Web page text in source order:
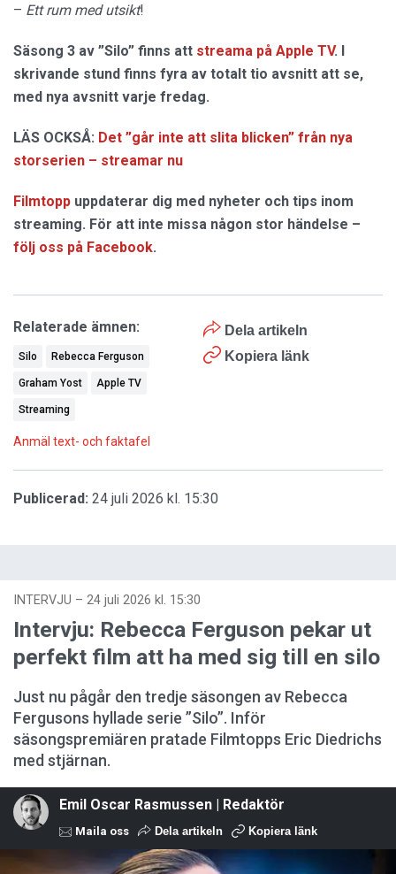
– Ett rum med utsikt!
Säsong 3 av ”Silo” finns att streama på Apple TV. I
skrivande stund finns fyra av totalt tio avsnitt att se,
med nya avsnitt varje fredag.
LÄS OCKSÅ: Det ”går inte att slita blicken” från nya
storserien – streamar nu
Filmtopp uppdaterar dig med nyheter och tips inom
streaming. För att inte missa någon stor händelse –
följ oss på Facebook.
Dela artikeln
Kopiera länk
Relaterade ämnen:
Silo Rebecca Ferguson
Graham Yost Apple TV
Streaming
Anmäl text- och faktafel
Publicerad: 24 juli 2026 kl. 15:30
INTERVJU – 24 juli 2026 kl. 15:30
Intervju: Rebecca Ferguson pekar ut
perfekt film att ha med sig till en silo
Just nu pågår den tredje säsongen av Rebecca
Fergusons hyllade serie ”Silo”. Inför
säsongspremiären pratade Filmtopps Eric Diedrichs
med stjärnan.
Emil Oscar Rasmussen | Redaktör
Maila oss Dela artikeln Kopiera länk